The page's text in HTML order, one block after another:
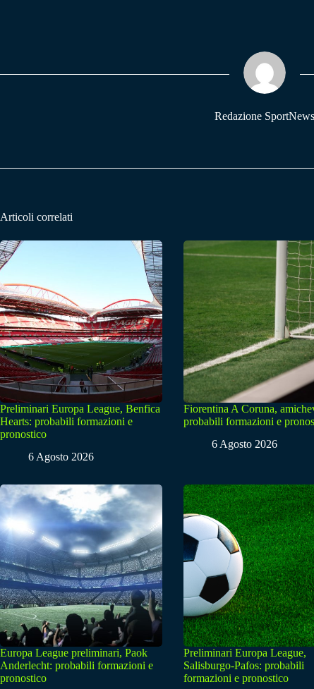
pp m
Redazione SportNews
Articoli correlati
Preliminari Europa League, Benfica
Hearts: probabili formazioni e
pronostico
6 Agosto 2026
Fiorentina A Coruna,
probabili formazioni e
6 Agosto 2026
Europa League preliminari, Paok
Anderlecht: probabili formazioni e
pronostico
Preliminari Europa League,
Salisburgo-Pafos: probabili
formazioni e pronostico